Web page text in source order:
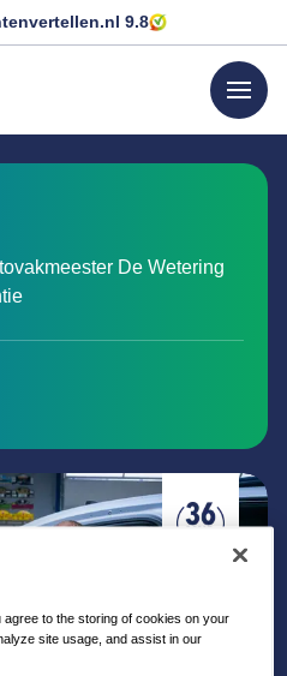
9.8
menu
De Wetering
agree to the storing of cookies on your
site usage, and assist in our